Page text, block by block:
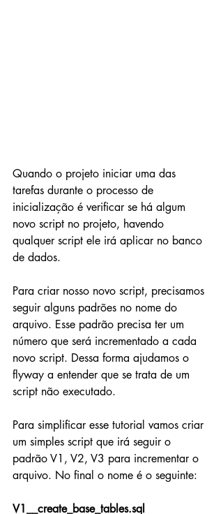
Quando o projeto iniciar uma das
tarefas durante o processo de
inicialização é verificar se há algum
novo script no projeto, havendo
qualquer script ele irá aplicar no banco
de dados.
Para criar nosso novo script, precisamos
seguir alguns padrões no nome do
arquivo. Esse padrão precisa ter um
número que será incrementado a cada
novo script. Dessa forma ajudamos o
flyway a entender que se trata de um
script não executado.
Para simplificar esse tutorial vamos criar
um simples script que irá seguir o
padrão V1, V2, V3 para incrementar o
arquivo. No final o nome é o seguinte:
V1__create_base_tables.sql